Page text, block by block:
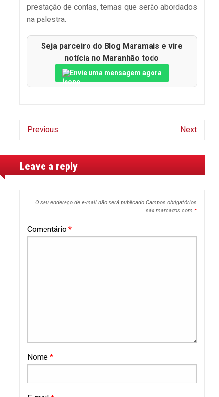
prestação de contas, temas que serão abordados
na palestra.
Seja parceiro do Blog Maramais e vire
notícia no Maranhão todo
Envie uma mensagem agora
Previous Next
Leave a reply
O seu endereço de e-mail não será publicado.Campos obrigatórios
são marcados com *
Comentário *
Nome *